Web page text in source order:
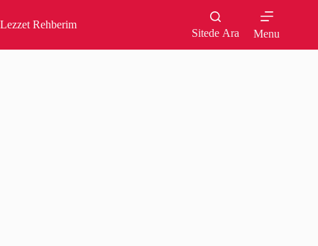
to
content
Lezzet Rehberim
Sitede Ara Menu